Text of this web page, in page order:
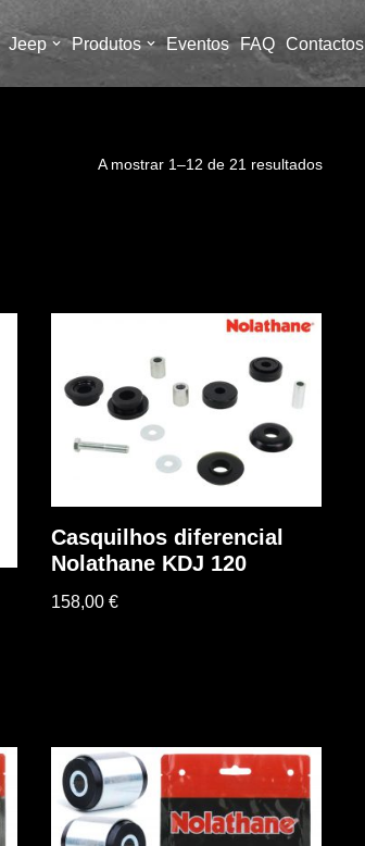
Jeep Produtos Eventos FAQ Contactos
A mostrar 1–12 de 21 resultados
Casquilhos diferencial
Nolathane KDJ 120
158,00 €